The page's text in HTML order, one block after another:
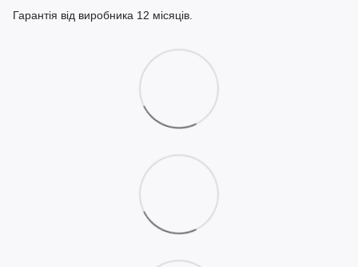
Гарантія від виробника 12 місяців.